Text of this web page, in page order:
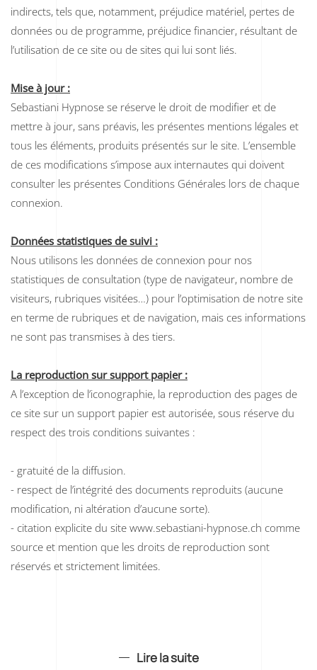
indirects, tels que, notamment, préjudice matériel, pertes de
données ou de programme, préjudice financier, résultant de
l’utilisation de ce site ou de sites qui lui sont liés.
Mise à jour :
Sebastiani Hypnose se réserve le droit de modifier et de
mettre à jour, sans préavis, les présentes mentions légales et
tous les éléments, produits présentés sur le site. L’ensemble
de ces modifications s’impose aux internautes qui doivent
consulter les présentes Conditions Générales lors de chaque
connexion.
Données statistiques de suivi :
Nous utilisons les données de connexion pour nos
statistiques de consultation (type de navigateur, nombre de
visiteurs, rubriques visitées…) pour l’optimisation de notre site
en terme de rubriques et de navigation, mais ces informations
ne sont pas transmises à des tiers.
La reproduction sur support papier :
A l’exception de l’iconographie, la reproduction des pages de
ce site sur un support papier est autorisée, sous réserve du
respect des trois conditions suivantes :
- gratuité de la diffusion.
- respect de l’intégrité des documents reproduits (aucune
modification, ni altération d’aucune sorte).
- citation explicite du site www.sebastiani-hypnose.ch comme
source et mention que les droits de reproduction sont
réservés et strictement limitées.
Lire la suite